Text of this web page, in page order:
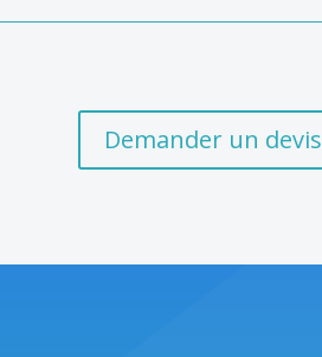
Demander un devis